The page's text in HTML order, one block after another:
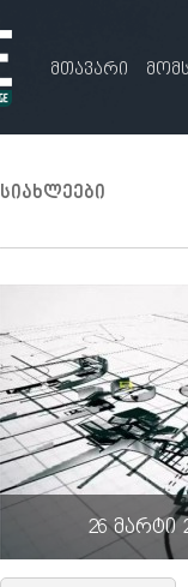
მთავარი
სიახლეები
26 მარტი